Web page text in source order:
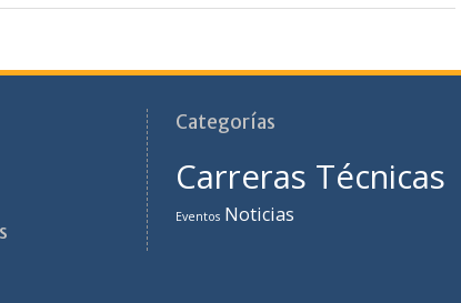
Categorías
Carreras Técnicas
Eventos Noticias